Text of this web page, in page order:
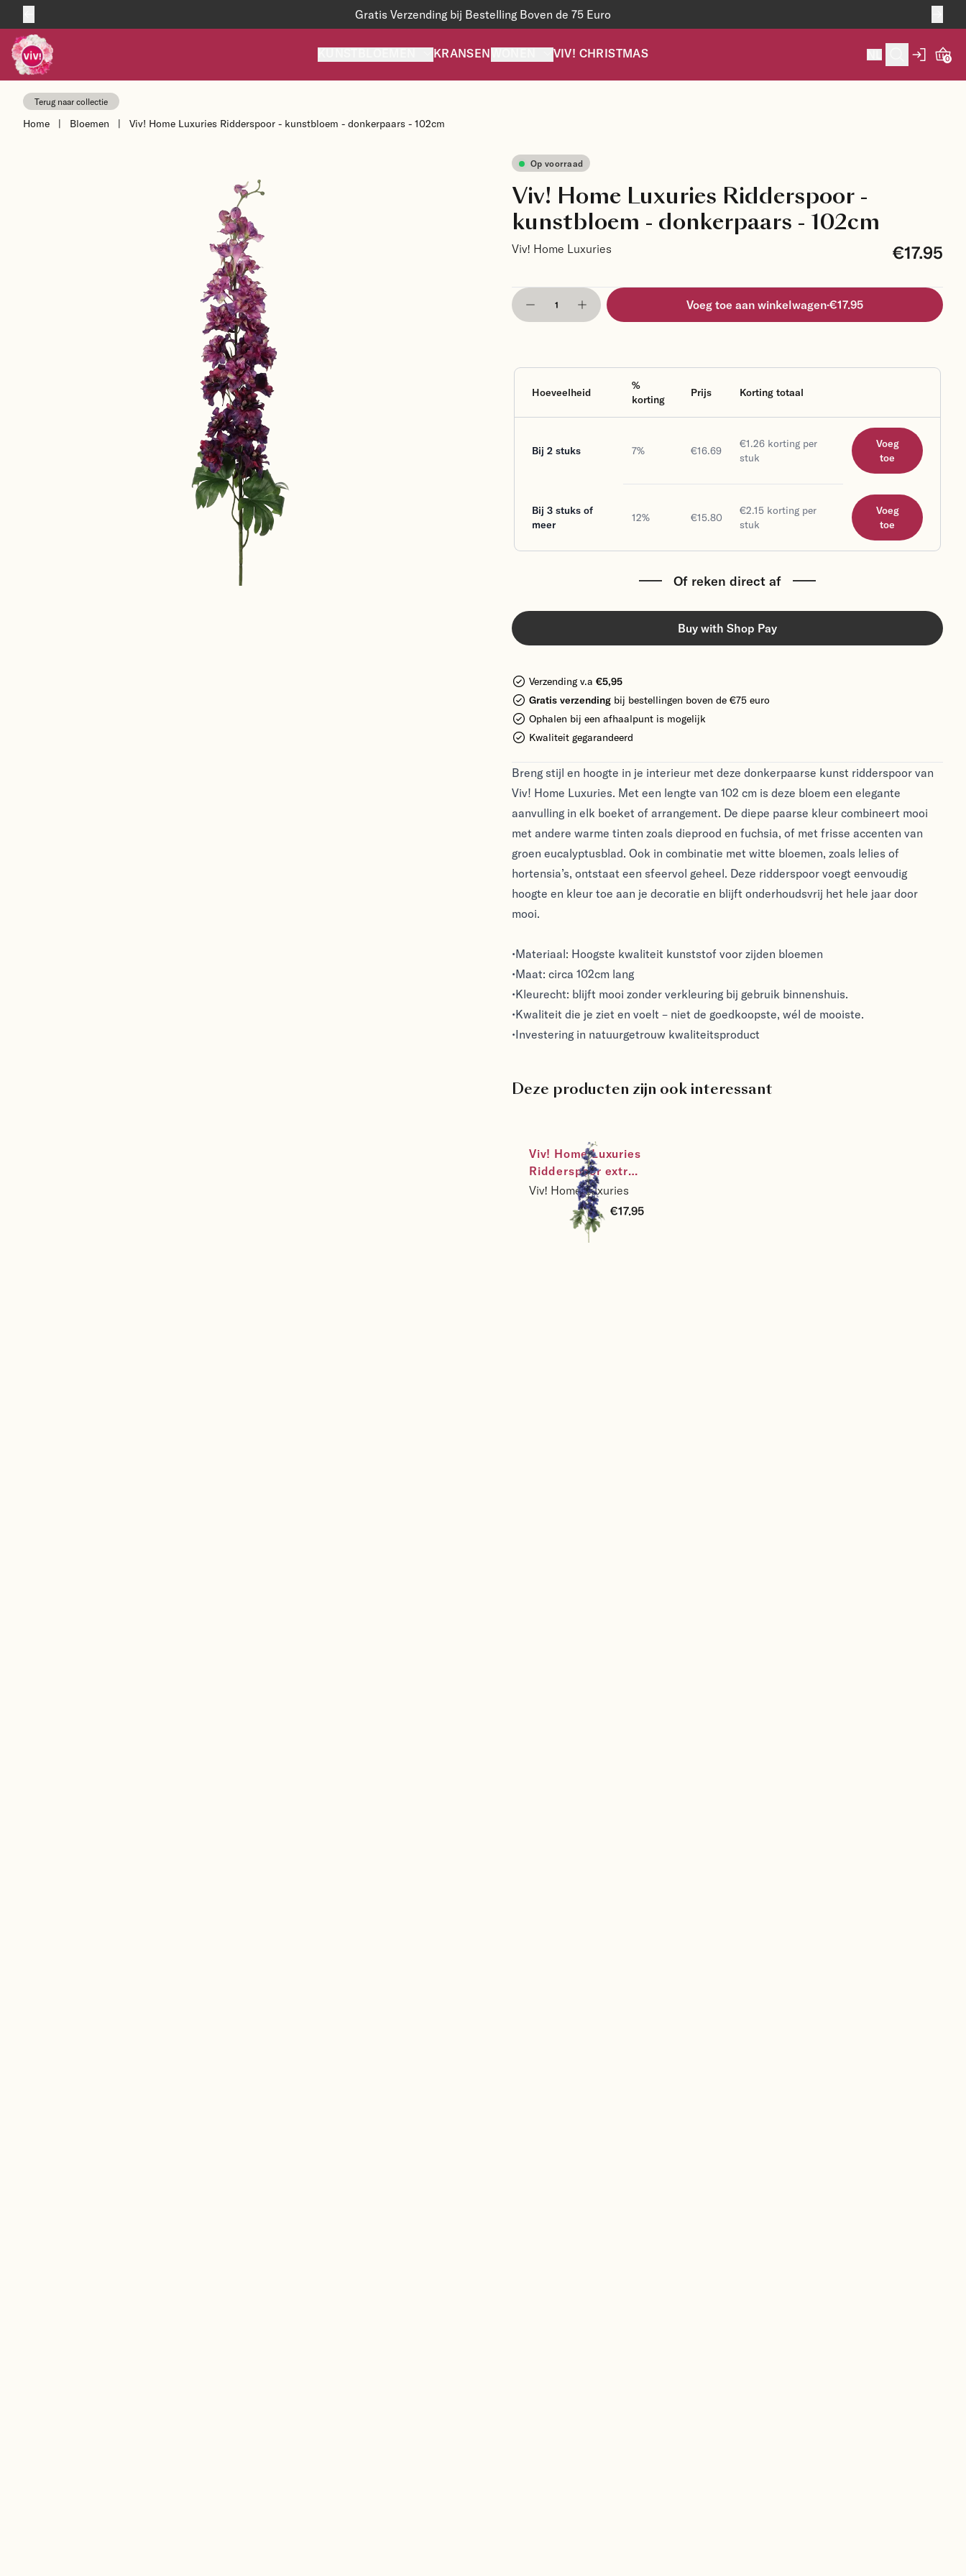
Skip to content Gratis Verzending bij Bestelling Boven de 75 Euro
KRANSEN VIV! CHRISTMAS 0
Terug naar collectie
Home | Bloemen | Viv! Home Luxuries Ridderspoor - kunstbloem - donkerpaars - 102cm
Op voorraad
Viv! Home Luxuries Ridderspoor -
kunstbloem - donkerpaars - 102cm
Viv! Home Luxuries €17.95
Voeg toe aan winkelwagen·€17.95
Hoeveelheid
%
korting
Prijs Korting totaal
Bij 2 stuks 7% €16.69
€1.26 korting per
stuk
Voeg
toe
Bij 3 stuks of
meer
12% €15.80
€2.15 korting per
stuk
Voeg
toe
Of reken direct af
Buy with Shop Pay
Verzending v.a €5,95
Gratis verzending bij bestellingen boven de €75 euro
Ophalen bij een afhaalpunt is mogelijk
Kwaliteit gegarandeerd
Breng stijl en hoogte in je interieur met deze donkerpaarse kunst ridderspoor van
Viv! Home Luxuries. Met een lengte van 102 cm is deze bloem een elegante
aanvulling in elk boeket of arrangement. De diepe paarse kleur combineert mooi
met andere warme tinten zoals dieprood en fuchsia, of met frisse accenten van
groen eucalyptusblad. Ook in combinatie met witte bloemen, zoals lelies of
hortensia’s, ontstaat een sfeervol geheel. Deze ridderspoor voegt eenvoudig
hoogte en kleur toe aan je decoratie en blijft onderhoudsvrij het hele jaar door
mooi.
•Materiaal: Hoogste kwaliteit kunststof voor zijden bloemen
•Maat: circa 102cm lang
•Kleurecht: blijft mooi zonder verkleuring bij gebruik binnenshuis.
•Kwaliteit die je ziet en voelt – niet de goedkoopste, wél de mooiste.
•Investering in natuurgetrouw kwaliteitsproduct
Deze producten zijn ook interessant
Viv! Home Luxuries
Ridderspoor extra
groot - zijden
bloem - donker
blauw - 102cm
Viv! Home Luxuries
€17.95